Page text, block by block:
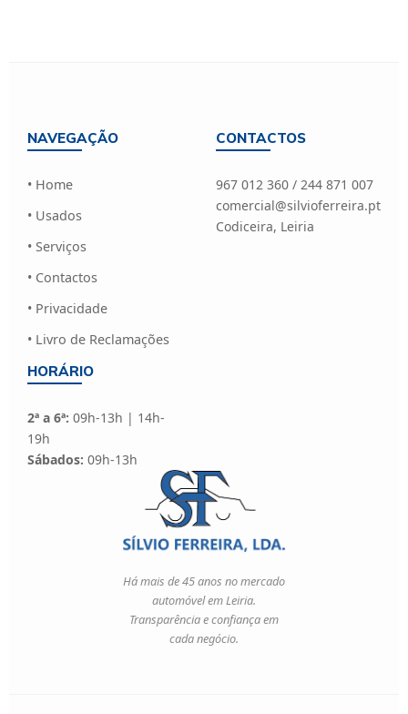
NAVEGAÇÃO
• Home
• Usados
• Serviços
• Contactos
• Privacidade
• Livro de Reclamações
CONTACTOS
967 012 360 / 244 871 007
comercial@silvioferreira.pt
Codiceira, Leiria
HORÁRIO
2ª a 6ª: 09h-13h | 14h-
19h
Sábados: 09h-13h
Há mais de 45 anos no mercado
automóvel em Leiria.
Transparência e confiança em
cada negócio.